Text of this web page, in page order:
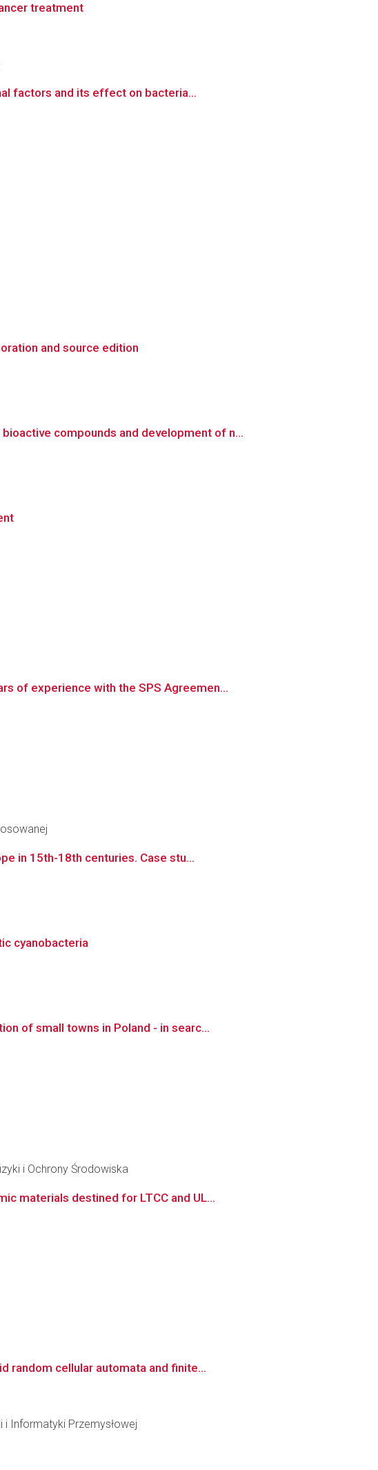
treatment
factors and its effect on bacteria...
and source edition
compounds and development of n...
of experience with the SPS Agreemen...
in 15th-18th centuries. Case stu...
cyanobacteria
of small towns in Poland - in searc...
i Ochrony Środowiska
materials destined for LTCC and UL...
random cellular automata and finite...
i Informatyki Przemysłowej